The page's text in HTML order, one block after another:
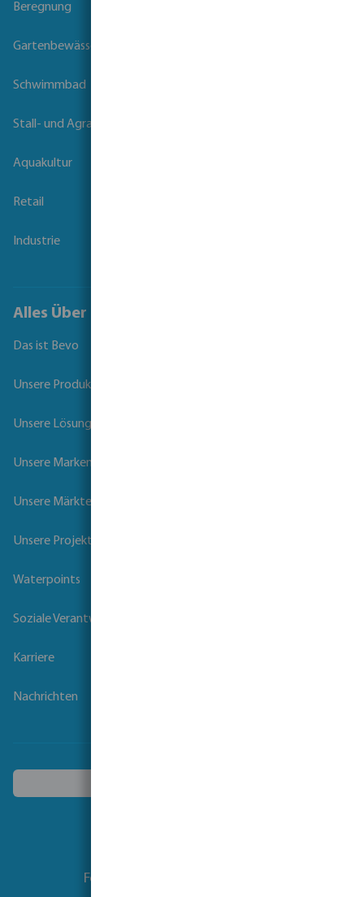
Beregnung
Gartenbewässerung
Schwimmbad
Stall- und Agrartechnik
Aquakultur
Retail
Industrie
Alles Über Bevo
Das ist Bevo
Unsere Produkte
Unsere Lösungen
Unsere Marken
Unsere Märkte
Unsere Projekte
Waterpoints
Soziale Verantwortung der Unternehmen
Karriere
Nachrichten
Folgen Sie uns